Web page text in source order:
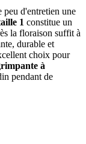
peu d'entretien une
1 constitue un
la floraison suffit à
durable et
choix pour
à
pendant de